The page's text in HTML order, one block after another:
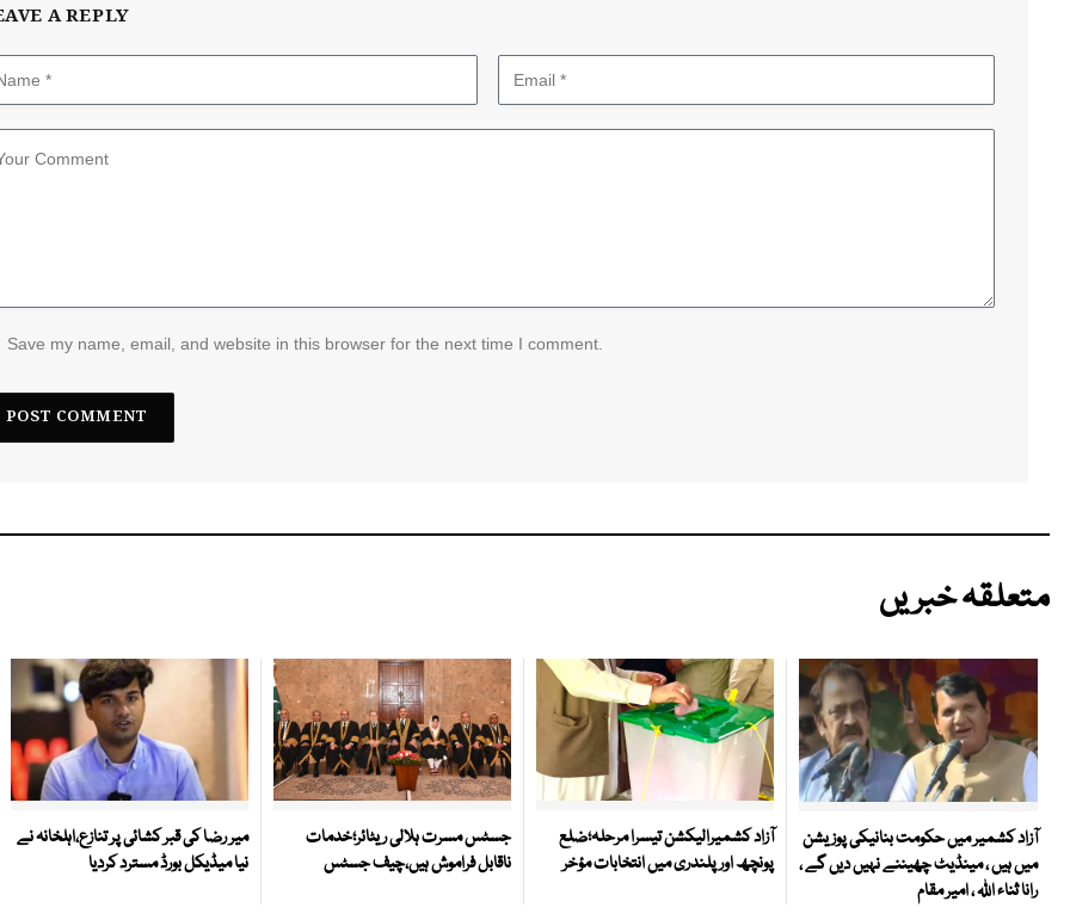
A REPLY
Save my name, email, and website in this browser for the next time I comment.
متعلقہ خبریں
آزاد کشمیر میں حکومت بنانیکی پوزیشن
میں ہیں ، مینڈیٹ چھیننے نہیں دیں گے ،
رانا ثناء اللہ ، امیر مقام
آزاد کشمیرالیکشن تیسرا مرحلہ؛ضلع
پونچھ اور پلندری میں انتخابات مؤخر
جسٹس مسرت ہلالی ریٹائر؛خدمات
ناقابل فراموش ہیں،چیف جسٹس
میر رضا کی قبر کشائی پر تنازع،اہلخانہ نے
نیا میڈیکل بورڈ مسترد کردیا